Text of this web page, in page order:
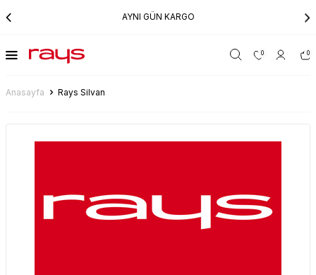
AYNI GÜN KARGO
0 0
Anasayfa Rays Silvan